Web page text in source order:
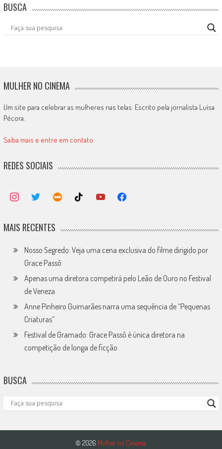
BUSCA
MULHER NO CINEMA
Um site para celebrar as mulheres nas telas. Escrito pela jornalista Luísa
Pécora.
Saiba mais e entre em contato
REDES SOCIAIS
MAIS RECENTES
Nosso Segredo: Veja uma cena exclusiva do filme dirigido por
Grace Passô
Apenas uma diretora competirá pelo Leão de Ouro no Festival
de Veneza
Anne Pinheiro Guimarães narra uma sequência de “Pequenas
Criaturas”
Festival de Gramado: Grace Passô é única diretora na
competição de longa de ficção
BUSCA
© 2026 Mulher no Cinema